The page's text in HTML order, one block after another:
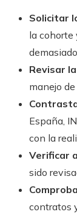
Solicitar
la cohorte
Revisar
manejo
España,
con la
Verificar
sido
contratos